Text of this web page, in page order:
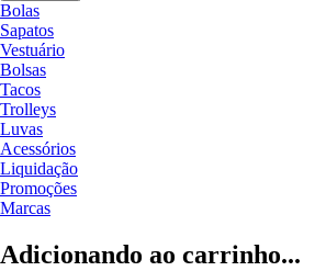
Bolas
Sapatos
Vestuário
Bolsas
Tacos
Trolleys
Luvas
Acessórios
Liquidação
Promoções
Marcas
Adicionando ao carrinho...